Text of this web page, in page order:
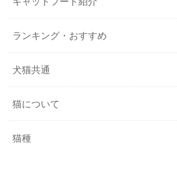
ランキング・おすすめ
犬猫共通
猫について
猫種